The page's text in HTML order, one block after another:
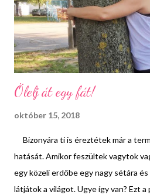
családok különböző versenyeken
és tudásukat. Szárazföldön és vízen is
Ölelj át egy fát!
október 15, 2018
Bizonyára ti is éreztétek már a
hatását. Amikor feszültek vagytok
egy közeli erdőbe egy nagy sétára
látjátok a világot. Ugye így van? Ezt a